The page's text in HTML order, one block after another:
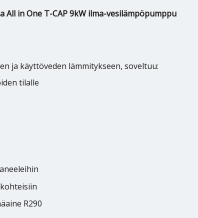
All in One T-CAP 9kW ilma-vesilämpöpumppu
ja käyttöveden lämmitykseen, soveltuu:
tilalle
R290